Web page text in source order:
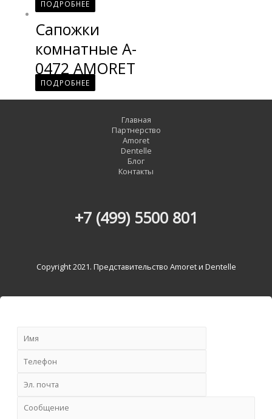
ПОДРОБНЕЕ
Сапожки
комнатные A-
0472 AMORET
ПОДРОБНЕЕ
Главная
Партнерство
Amoret
Dentelle
Блог
Контакты
+7 (499) 5500 801
Copyright 2021. Представительство Amoret и Dentelle